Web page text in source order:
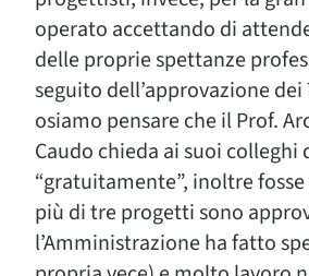
operato accettando di
delle proprie spettanze
seguito dell’approvazione
osiamo pensare che il Prof.
Caudo chieda ai suoi colleghi
“gratuitamente”, inoltre
più di tre progetti sono
l’Amministrazione ha fatto